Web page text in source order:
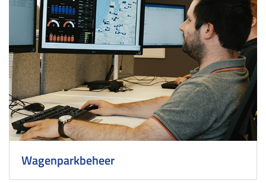
Wagenparkbeheer